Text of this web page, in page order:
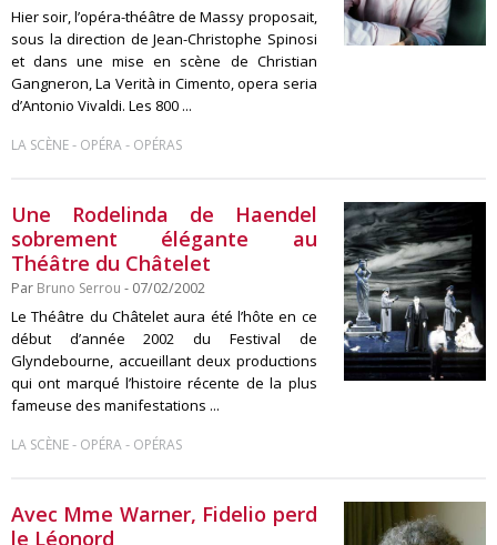
Hier soir, l’opéra-théâtre de Massy proposait,
sous la direction de Jean-Christophe Spinosi
et dans une mise en scène de Christian
Gangneron, La Verità in Cimento, opera seria
d’Antonio Vivaldi. Les 800 ...
LA SCÈNE- OPÉRA- OPÉRAS
Une Rodelinda de Haendel
sobrement élégante au
Théâtre du Châtelet
Par Bruno Serrou - 07/02/2002
Le Théâtre du Châtelet aura été l’hôte en ce
début d’année 2002 du Festival de
Glyndebourne, accueillant deux productions
qui ont marqué l’histoire récente de la plus
fameuse des manifestations ...
LA SCÈNE- OPÉRA- OPÉRAS
Avec Mme Warner, Fidelio perd
le Léonord